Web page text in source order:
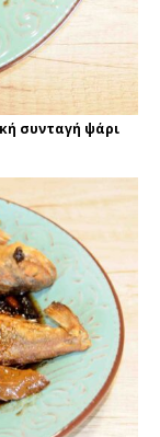
συνταγή ψάρι